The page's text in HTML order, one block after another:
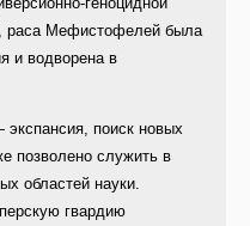
раса Мефистофелей была
и водворена в
экспансия, поиск новых
позволено служить в
областей науки.
гвардию